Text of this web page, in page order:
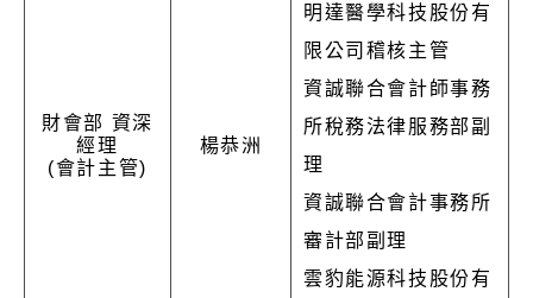
財會部 資深
經理
(會計主管)
楊恭洲
明達醫學科技股份有
限公司稽核主管
資誠聯合會計師事務
所稅務法律服務部副
理
資誠聯合會計事務所
審計部副理
雲豹能源科技股份有